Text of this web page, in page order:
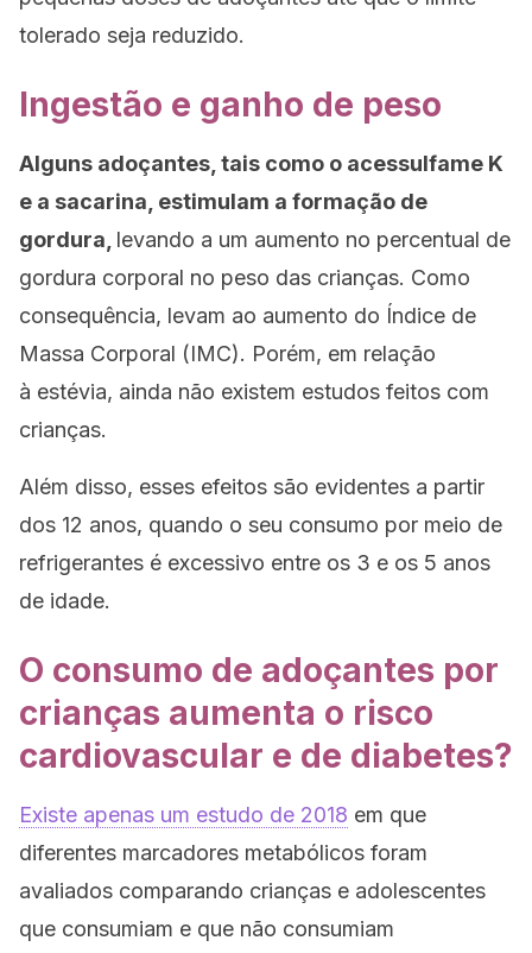
tolerado seja reduzido.
Ingestão e ganho de peso
Alguns adoçantes, tais como o acessulfame K
e a sacarina, estimulam a formação de
gordura, levando a um aumento no percentual de
gordura corporal no peso das crianças. Como
consequência, levam ao aumento do Índice de
Massa Corporal (IMC). Porém, em relação
à estévia, ainda não existem estudos feitos com
crianças.
Além disso, esses efeitos são evidentes a partir
dos 12 anos, quando o seu consumo por meio de
refrigerantes é excessivo entre os 3 e os 5 anos
de idade.
O consumo de adoçantes por
crianças aumenta o risco
cardiovascular e de diabetes?
Existe apenas um estudo de 2018 em que
diferentes marcadores metabólicos foram
avaliados comparando crianças e adolescentes
que consumiam e que não consumiam